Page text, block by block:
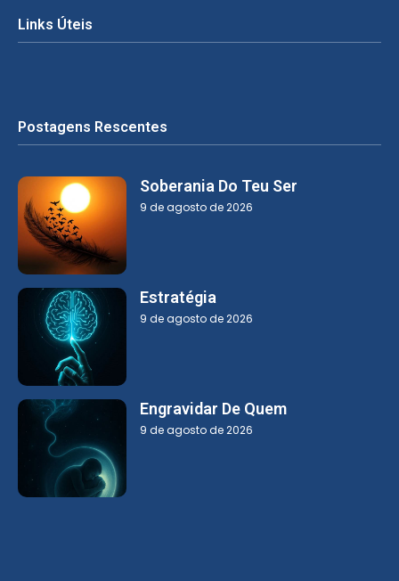
Links Úteis
Postagens Rescentes
Soberania Do Teu Ser
9 de agosto de 2026
Estratégia
9 de agosto de 2026
Engravidar De Quem
9 de agosto de 2026